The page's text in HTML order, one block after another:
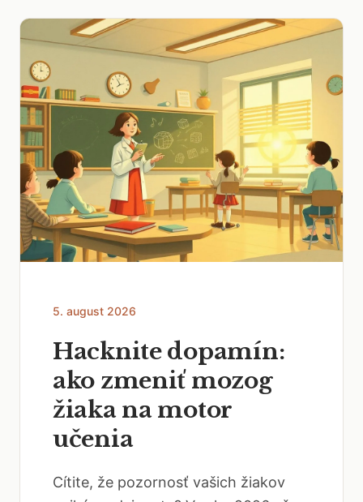
5. august 2026
Hacknite dopamín:
ako zmeniť mozog
žiaka na motor
učenia
Cítite, že pozornosť vašich žiakov